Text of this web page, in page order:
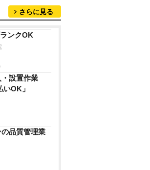
さらに見る
ンクOK
設置作業
OK」
品質管理業